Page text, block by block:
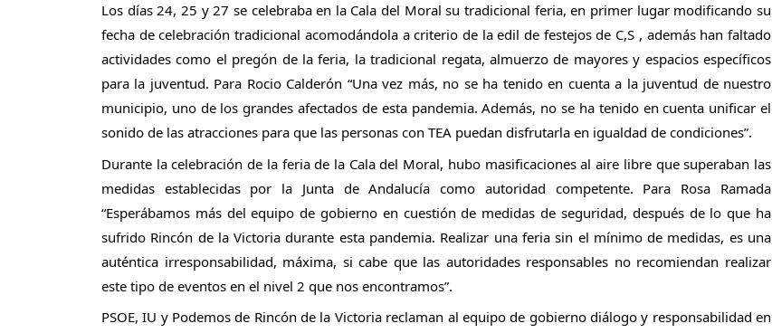
Los días 24, 25 y 27 se celebraba en la Cala del Moral su tradicional feria, en primer lugar modificando su
fecha de celebración tradicional acomodándola a criterio de la edil de festejos de C,S , además han faltado
actividades como el pregón de la feria, la tradicional regata, almuerzo de mayores y espacios específicos
para la juventud. Para Rocio Calderón “Una vez más, no se ha tenido en cuenta a la juventud de nuestro
municipio, uno de los grandes afectados de esta pandemia. Además, no se ha tenido en cuenta unificar el
sonido de las atracciones para que las personas con TEA puedan disfrutarla en igualdad de condiciones”.
Durante la celebración de la feria de la Cala del Moral, hubo masificaciones al aire libre que superaban las
medidas establecidas por la Junta de Andalucía como autoridad competente. Para Rosa Ramada
“Esperábamos más del equipo de gobierno en cuestión de medidas de seguridad, después de lo que ha
sufrido Rincón de la Victoria durante esta pandemia. Realizar una feria sin el mínimo de medidas, es una
auténtica irresponsabilidad, máxima, si cabe que las autoridades responsables no recomiendan realizar
este tipo de eventos en el nivel 2 que nos encontramos”.
PSOE, IU y Podemos de Rincón de la Victoria reclaman al equipo de gobierno diálogo y responsabilidad en